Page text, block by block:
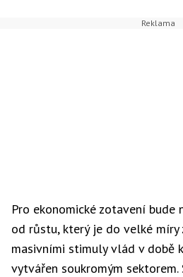
Pro ekonomické zotavení
od růstu, který je do velké míry
masivními stimuly vlád v době
vytvářen soukromým